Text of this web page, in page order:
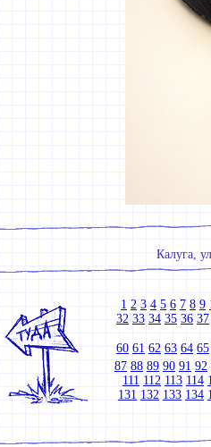
Калуга,
1 2 3 4 5 6 7 8 9
32 33 34 35 36 37
60 61 62 63 64 65
87 88 89 90 91 92
111 112 113 114
131 132 133 134